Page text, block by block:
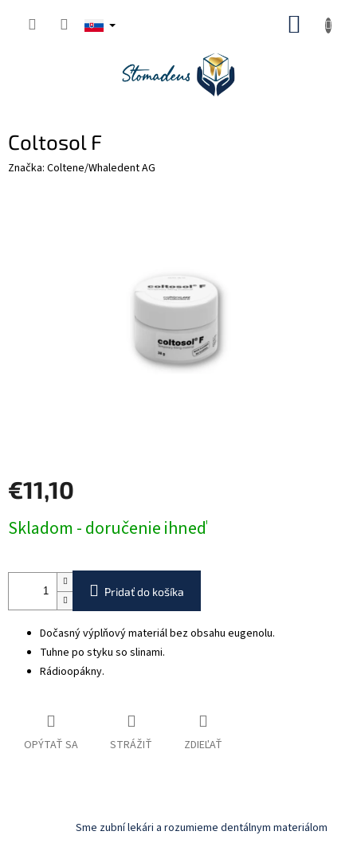
Coltosol F
Značka: Coltene/Whaledent AG
€11,10
cena:
Skladom - doručenie ihneď
Pridať do košíka
Dočasný výplňový materiál bez obsahu eugenolu.
Tuhne po styku so slinami.
Rádioopákny.
OPÝTAŤ SA STRÁŽIŤ ZDIEĽAŤ
Sme zubní lekári a rozumieme dentálnym materiálom